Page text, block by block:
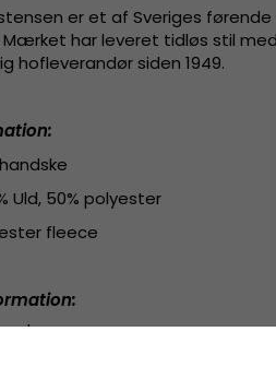
er et af Sveriges
har leveret tidløs stil
hofleverandør siden 1949.
Uld, 50% polyester
fleece
/ 20-20,5 cm